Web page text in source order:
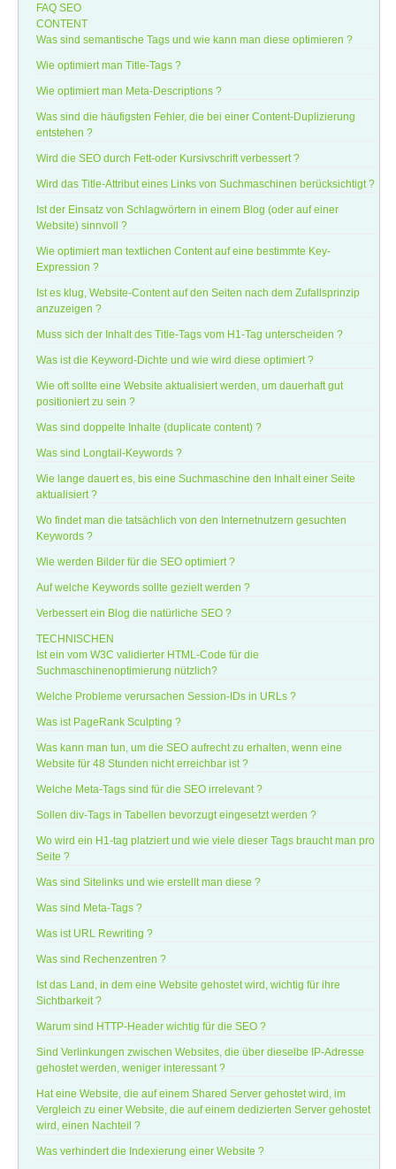
FAQ SEO
CONTENT
Was sind semantische Tags und wie kann man diese optimieren ?
Wie optimiert man Title-Tags ?
Wie optimiert man Meta-Descriptions ?
Was sind die häufigsten Fehler, die bei einer Content-Duplizierung
entstehen ?
Wird die SEO durch Fett-oder Kursivschrift verbessert ?
Wird das Title-Attribut eines Links von Suchmaschinen berücksichtigt ?
Ist der Einsatz von Schlagwörtern in einem Blog (oder auf einer
Website) sinnvoll ?
Wie optimiert man textlichen Content auf eine bestimmte Key-
Expression ?
Ist es klug, Website-Content auf den Seiten nach dem Zufallsprinzip
anzuzeigen ?
Muss sich der Inhalt des Title-Tags vom H1-Tag unterscheiden ?
Was ist die Keyword-Dichte und wie wird diese optimiert ?
Wie oft sollte eine Website aktualisiert werden, um dauerhaft gut
positioniert zu sein ?
Was sind doppelte Inhalte (duplicate content) ?
Was sind Longtail-Keywords ?
Wie lange dauert es, bis eine Suchmaschine den Inhalt einer Seite
aktualisiert ?
Wo findet man die tatsächlich von den Internetnutzern gesuchten
Keywords ?
Wie werden Bilder für die SEO optimiert ?
Auf welche Keywords sollte gezielt werden ?
Verbessert ein Blog die natürliche SEO ?
TECHNISCHEN
Ist ein vom W3C validierter HTML-Code für die
Suchmaschinenoptimierung nützlich?
Welche Probleme verursachen Session-IDs in URLs ?
Was ist PageRank Sculpting ?
Was kann man tun, um die SEO aufrecht zu erhalten, wenn eine
Website für 48 Stunden nicht erreichbar ist ?
Welche Meta-Tags sind für die SEO irrelevant ?
Sollen div-Tags in Tabellen bevorzugt eingesetzt werden ?
Wo wird ein H1-tag platziert und wie viele dieser Tags braucht man pro
Seite ?
Was sind Sitelinks und wie erstellt man diese ?
Was sind Meta-Tags ?
Was ist URL Rewriting ?
Was sind Rechenzentren ?
Ist das Land, in dem eine Website gehostet wird, wichtig für ihre
Sichtbarkeit ?
Warum sind HTTP-Header wichtig für die SEO ?
Sind Verlinkungen zwischen Websites, die über dieselbe IP-Adresse
gehostet werden, weniger interessant ?
Hat eine Website, die auf einem Shared Server gehostet wird, im
Vergleich zu einer Website, die auf einem dedizierten Server gehostet
wird, einen Nachteil ?
Was verhindert die Indexierung einer Website ?